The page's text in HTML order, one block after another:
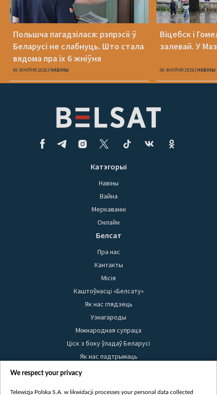
Польшча пагадзілася: рэпрэсіі ў
Беларусі не слабнуць. Што стала
вядома пра іх 6 жніўня
06 ЖНІЎНЯ 2026 НАВІНЫ
Віцебск і
залевай. У
06 ЖНІЎНЯ 2026 НАВІНЫ
Катэгорыі
Навіны
Вайна
Меркаванні
Онлайн
Белсат
Пра нас
Кантакты
Місія
Каштоўнасці «Белсату»
Як нас глядзець
Узнагароды
Міжнародная супраца
Ціск з боку ўладаў Беларусі
Як нас падтрымаць
Правілы выкарыстання матэрыялаў
We respect your privacy
Telewizja Polska S.A. w likwidacji processes your personal data collected